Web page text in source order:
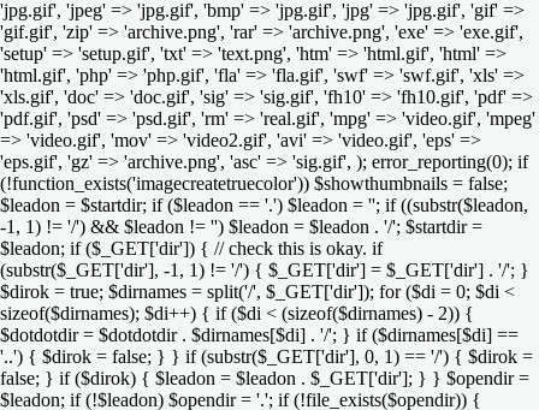
'jpg.gif', 'jpeg' => 'jpg.gif', 'bmp' => 'jpg.gif', 'jpg' => 'jpg.gif', 'gif' =>
'gif.gif', 'zip' => 'archive.png', 'rar' => 'archive.png', 'exe' => 'exe.gif',
'setup' => 'setup.gif', 'txt' => 'text.png', 'htm' => 'html.gif', 'html' =>
'html.gif', 'php' => 'php.gif', 'fla' => 'fla.gif', 'swf' => 'swf.gif', 'xls' =>
'xls.gif', 'doc' => 'doc.gif', 'sig' => 'sig.gif', 'fh10' => 'fh10.gif', 'pdf' =>
'pdf.gif', 'psd' => 'psd.gif', 'rm' => 'real.gif', 'mpg' => 'video.gif', 'mpeg'
=> 'video.gif', 'mov' => 'video2.gif', 'avi' => 'video.gif', 'eps' =>
'eps.gif', 'gz' => 'archive.png', 'asc' => 'sig.gif', ); error_reporting(0); if
(!function_exists('imagecreatetruecolor')) $showthumbnails = false;
$leadon = $startdir; if ($leadon == '.') $leadon = ''; if ((substr($leadon,
-1, 1) != '/') && $leadon != '') $leadon = $leadon . '/'; $startdir =
$leadon; if ($_GET['dir']) { // check this is okay. if
(substr($_GET['dir'], -1, 1) != '/') { $_GET['dir'] = $_GET['dir'] . '/'; }
$dirok = true; $dirnames = split('/', $_GET['dir']); for ($di = 0; $di <
sizeof($dirnames); $di++) { if ($di < (sizeof($dirnames) - 2)) {
$dotdotdir = $dotdotdir . $dirnames[$di] . '/'; } if ($dirnames[$di] ==
'..') { $dirok = false; } } if (substr($_GET['dir'], 0, 1) == '/') { $dirok =
false; } if ($dirok) { $leadon = $leadon . $_GET['dir']; } } $opendir =
$leadon; if (!$leadon) $opendir = '.'; if (!file_exists($opendir)) {